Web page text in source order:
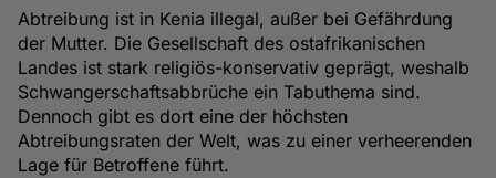
Abtreibung ist in Kenia illegal, außer bei Gefährdung
der Mutter. Die Gesellschaft des ostafrikanischen
Landes ist stark religiös-konservativ geprägt, weshalb
Schwangerschaftsabbrüche ein Tabuthema sind.
Dennoch gibt es dort eine der höchsten
Abtreibungsraten der Welt, was zu einer verheerenden
Lage für Betroffene führt.